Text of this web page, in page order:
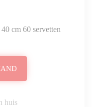
cm 60 servetten
huis